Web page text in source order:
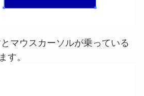
とマウスカーソルが乗っている
す。